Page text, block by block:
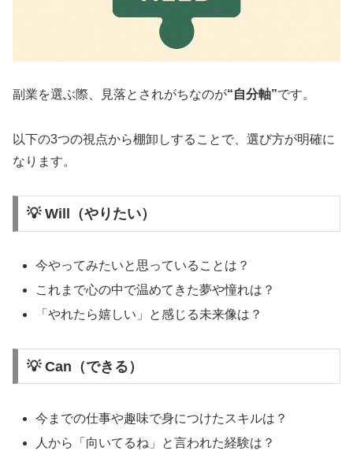
副業を選ぶ際、見落とされがちなのが“自分軸”です。
以下の3つの視点から棚卸しすることで、選び方が明確に
なります。
💡 Will（やりたい）
今やってみたいと思っていることは？
これまで心の中で温めてきた夢や憧れは？
「やれたら嬉しい」と感じる未来像は？
💡 Can（できる）
今までの仕事や趣味で身につけたスキルは？
人から「向いてるね」と言われた経験は？